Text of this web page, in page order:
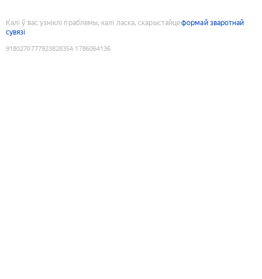
Калі ў вас узніклі праблемы, калі ласка, скарыстайцеформай зваротнай
сувязі
9180270777923828354:1786064136